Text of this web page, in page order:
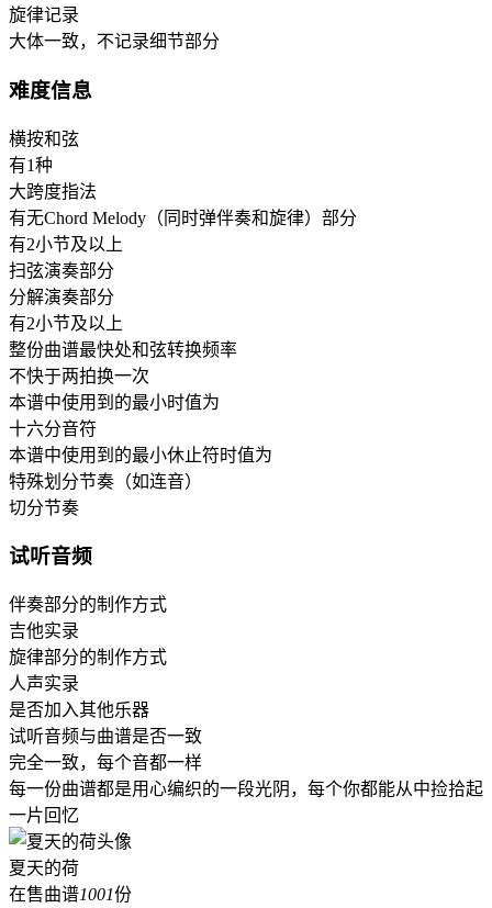
旋律记录
大体一致，不记录细节部分
难度信息
横按和弦
有1种
大跨度指法
有无Chord Melody（同时弹伴奏和旋律）部分
有2小节及以上
扫弦演奏部分
分解演奏部分
有2小节及以上
整份曲谱最快处和弦转换频率
不快于两拍换一次
本谱中使用到的最小时值为
十六分音符
本谱中使用到的最小休止符时值为
特殊划分节奏（如连音）
切分节奏
试听音频
伴奏部分的制作方式
吉他实录
旋律部分的制作方式
人声实录
是否加入其他乐器
试听音频与曲谱是否一致
完全一致，每个音都一样
每一份曲谱都是用心编织的一段光阴，每个你都能从中捡拾起
一片回忆
夏天的荷
在售曲谱1001份